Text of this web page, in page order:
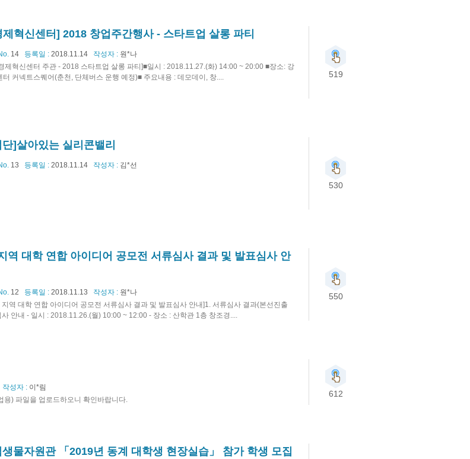
제혁신센터] 2018 창업주간행사 - 스타트업 살롱 파티
14 등록일 : 2018.11.14 작성자 : 원*나
제혁신센터 주관 - 2018 스타트업 살롱 파티]■일시 : 2018.11.27.(화) 14:00 ~ 20:00 ■장소: 강
터 커넥트스퀘어(춘천, 단체버스 운행 예정)■ 주요내용 : 데모데이, 창....
519
]살아있는 실리콘밸리
13 등록일 : 2018.11.14 작성자 : 김*선
530
역 대학 연합 아이디어 공모전 서류심사 결과 및 발표심사 안
12 등록일 : 2018.11.13 작성자 : 원*나
지역 대학 연합 아이디어 공모전 서류심사 결과 및 발표심사 안내]1. 서류심사 결과(본선진출
안내 - 일시 : 2018.11.26.(월) 10:00 ~ 12:00 - 장소 : 산학관 1층 창조경....
550
작성자 : 이*림
) 파일을 업로드하오니 확인바랍니다.
612
물자원관 「2019년 동계 대학생 현장실습」 참가 학생 모집